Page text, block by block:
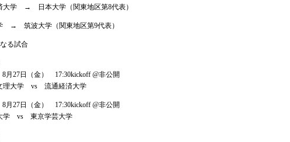
大学 → 日本大学（関東地区第8代表）
→ 筑波大学（関東地区第9代表）
る試合
27日（金） 17:30kickoff @非公開
理大学 vs 流通経済大学
27日（金） 17:30kickoff @非公開
学 vs 東京学芸大学